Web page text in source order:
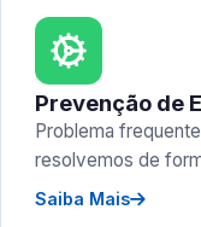
Prevenção de
Problema
resolvemos de
Saiba Mais